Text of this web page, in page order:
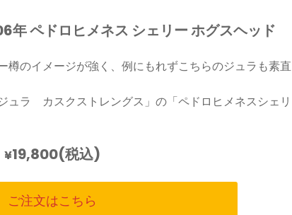
年 ペドロヒメネス シェリー ホグスヘッド
樽のイメージが強く、例にもれずこちらのジュラも素直
ュラ カスクストレングス」の「ペドロヒメネスシェリ
¥19,800(税込)
ご注文はこちら